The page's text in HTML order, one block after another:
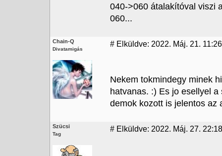
040->060 átalakítóval viszi
060...
Chain-Q
Divatamigás
# Elküldve: 2022. Máj. 21. 11:26
Nekem tokmindegy minek
hatvanas. :) Es jo esellyel
demok kozott is jelentos az
Szücsi
Tag
# Elküldve: 2022. Máj. 27. 22:18